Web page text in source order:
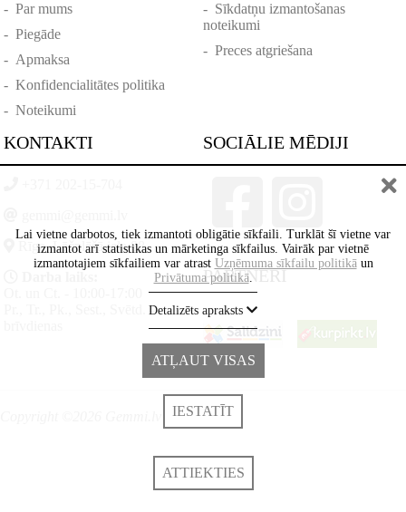
-Par mums
-Piegāde
- Apmaksa
-Konfidencialitātes politika
-Noteikumi
- Sīkdatņu izmantošanas
noteikumi
- Preces atgriešana
KONTAKTI
Rīga, Lāčplēšā iela 88
Pr., Tr., Pk., Sest., Svētd. -
SOCIĀLIE MĒDIJI
PARTNERI
Lai vietne darbotos, tiek izmantoti obligātie sīkfaili. Turklāt šī vietne var
izmantot arī statistikas un mārketinga sīkfailus. Vairāk par vietnē
izmantotajiem sīkfailiem var atrast Uzņēmuma sīkfailu politikāun
Privātuma politikā.
Detalizēts apraksts
ATĻAUT VISAS
IESTATĪT
ATTIEKTIES